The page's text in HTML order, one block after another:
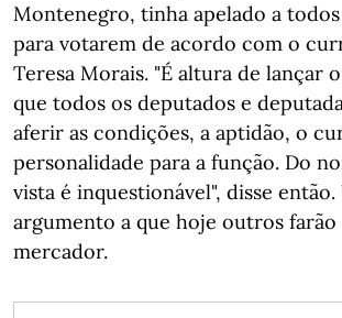
Montenegro, tinha apelado a
para votarem de acordo com o
Teresa Morais. "É altura de lançar
que todos os deputados e
aferir as condições, a aptidão, o
personalidade para a função. Do
vista é inquestionável", disse então.
argumento a que hoje outros farão
mercador.